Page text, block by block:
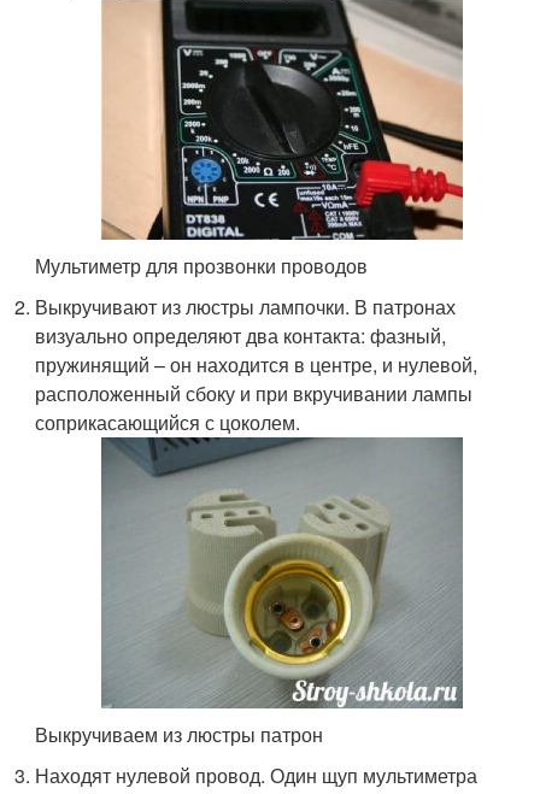
Мультиметр для прозвонки проводов
Выкручивают из люстры лампочки. В патронах
визуально определяют два контакта: фазный,
пружинящий – он находится в центре, и нулевой,
расположенный сбоку и при вкручивании лампы
соприкасающийся с цоколем.
Выкручиваем из люстры патрон
Находят нулевой провод. Один щуп мультиметра